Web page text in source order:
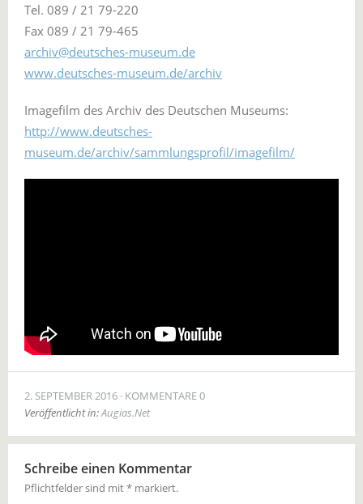
Tel. 089 / 21 79-220
Fax 089 / 21 79-465
archiv@deutsches-museum.de
www.deutsches-museum.de/archiv
Imagefilm des Archiv des Deutschen Museums:
http://www.deutsches-
museum.de/archiv/sammlungsprofil/imagefilm/
2. SEPTEMBER 2016 KOMMENTARE 0
Veröffentlicht in:Augias.Net
Schreibe einen Kommentar
Pflichtfelder sind mit* markiert.